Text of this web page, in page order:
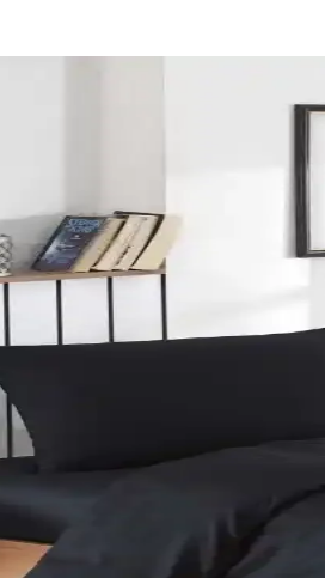
tonlarındaki odalarda mekanın
Geliştirin ve
seçimleriyle evinizde özel bir atmosfer
Çift Kişilik Nevresim Takımı
pamuklu kumaşı, Adaçayı rengi ve
Nevresim Takımları
nevresim takımlarının kumaş
Pamuklu Nevresim Takımı
ve dinamik tasarımıyla rahatlık ve
Karşılaştırması: Malzeme,